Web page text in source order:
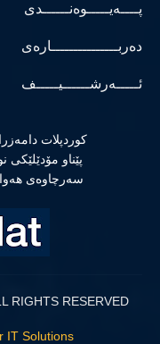
پــــەیـــــوەنــــــدی
دەربـــــــــــــــارەی
ئـــــەرشــــــیـــــف
كوردپلات
پێناو مۆدێلێكی
سەرچاوەی
RIGHTS RESERVED
IT Solutions